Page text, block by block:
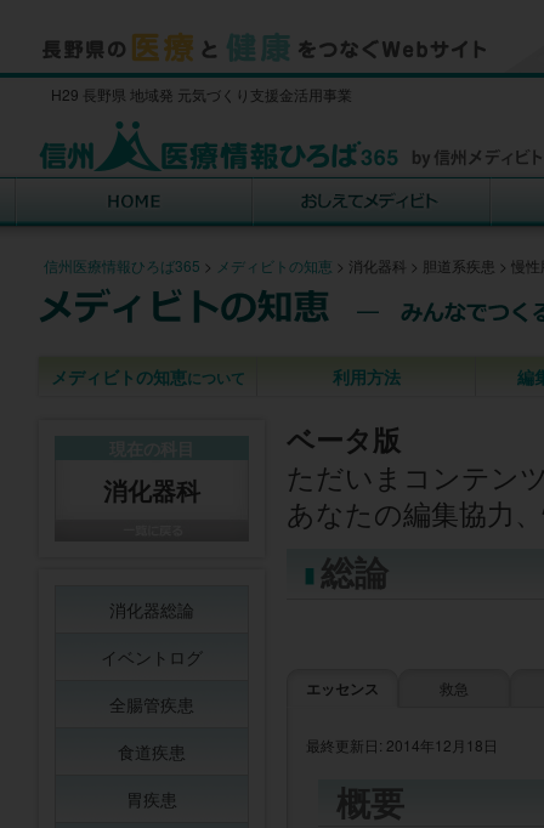
H29 長野県 地域発 元気づくり支援金活用事業
信州医療情報ひろば365 > メディビトの知恵 > 消化器科 > 胆道系疾患 > 慢性
メディビトの知恵について 利用方法 編
ベータ版
ただいまコンテン
あなたの編集協力
総論
エッセンス 救急
最終更新日: 2014年12月18日
概要
消化器科
消化器総論
イベントログ
全腸管疾患
食道疾患
胃疾患